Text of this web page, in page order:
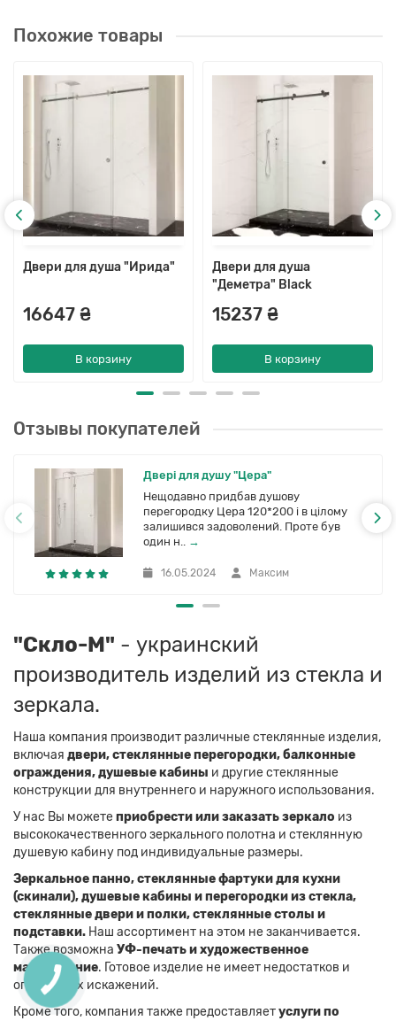
Похожие товары
Двери для душа "Ирида"
16647 ₴
В корзину
Двери для душа
"Деметра" Black
15237 ₴
В корзину
Отзывы покупателей
Двері для душу "Цера"
Нещодавно придбав душову
перегородку Цера 120*200 і в цілому
залишився задоволений. Проте був
один н.. →
16.05.2024 Максим
"Скло-М" - украинский
производитель изделий из стекла и
зеркала.
Наша компания производит различные стеклянные изделия,
включая двери, стеклянные перегородки, балконные
ограждения, душевые кабины и другие стеклянные
конструкции для внутреннего и наружного использования.
У нас Вы можетеприобрести или заказать зеркало из
высококачественного зеркального полотна и стеклянную
душевую кабину под индивидуальные размеры.
Зеркальное панно, стеклянные фартуки для кухни
(скинали), душевые кабины и перегородки из стекла,
стеклянные двери и полки, стеклянные столы и
подставки. Наш ассортимент на этом не заканчивается.
Также возможна УФ-печать и художественное
матирование. Готовое изделие не имеет недостатков и
оптических искажений.
Кроме того, компания также предоставляетуслуги по